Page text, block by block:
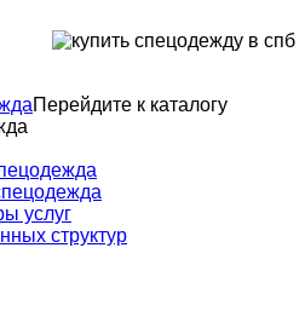
Перейдите к каталогу
услуг
структур